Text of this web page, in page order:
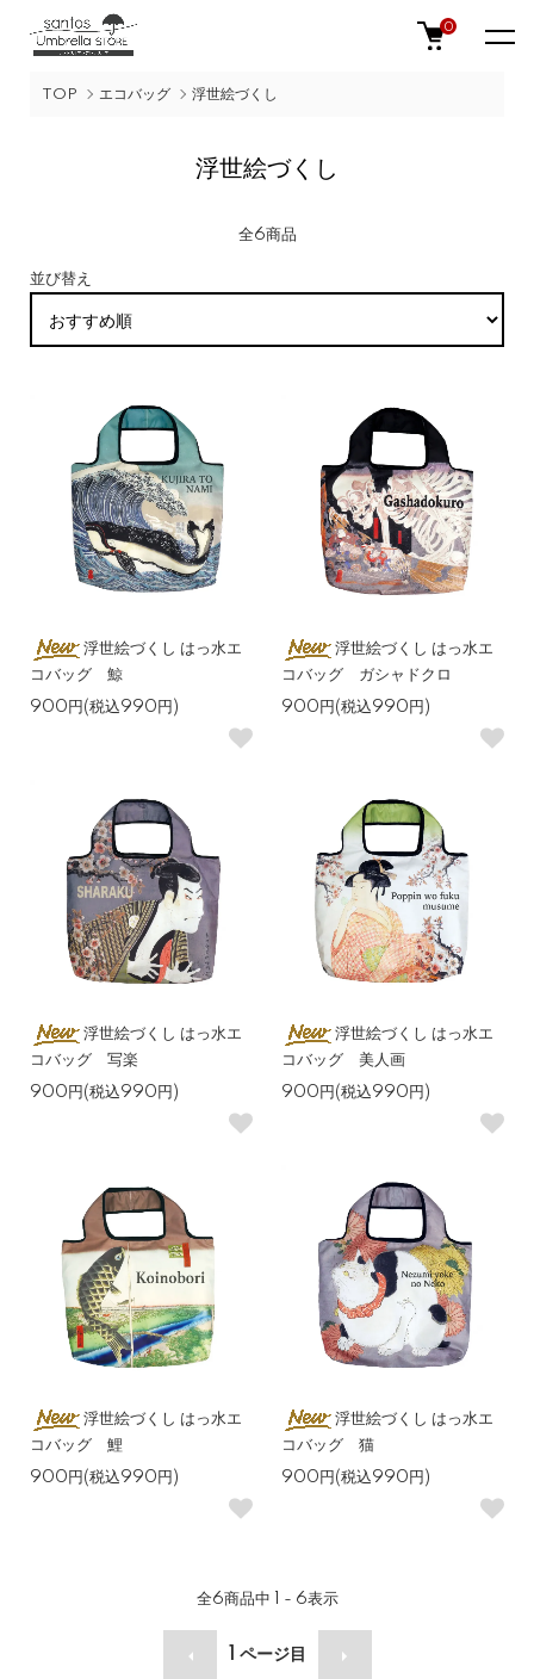
0
TOP エコバッグ 浮世絵づくし
浮世絵づくし
全6商品
並び替え
浮世絵づくし はっ水エ
コバッグ 鯨
900円(税込990円)
浮世絵づくし はっ水エ
コバッグ ガシャドクロ
900円(税込990円)
浮世絵づくし はっ水エ
コバッグ 写楽
900円(税込990円)
浮世絵づくし はっ水エ
コバッグ 美人画
900円(税込990円)
浮世絵づくし はっ水エ
コバッグ 鯉
900円(税込990円)
浮世絵づくし はっ水エ
コバッグ 猫
900円(税込990円)
全6商品中 1 - 6表示
ページ目